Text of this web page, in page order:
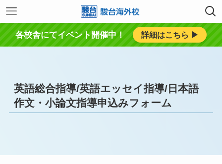
各校舎にてイベント開催中！ 詳細はこちら ▶︎
英語総合指導/英語エッセイ指導/日本語
作文・小論文指導申込みフォーム